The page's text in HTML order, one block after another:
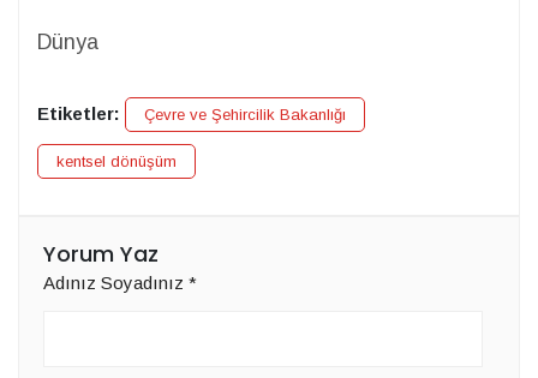
Dünya
Etiketler: Çevre ve Şehircilik Bakanlığı
kentsel dönüşüm
Yorum Yaz
Adınız Soyadınız *